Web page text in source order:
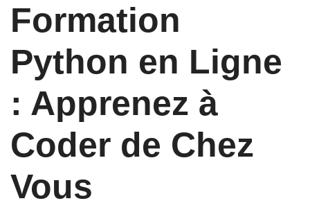
Formation
Python en Ligne
: Apprenez à
Coder de Chez
Vous